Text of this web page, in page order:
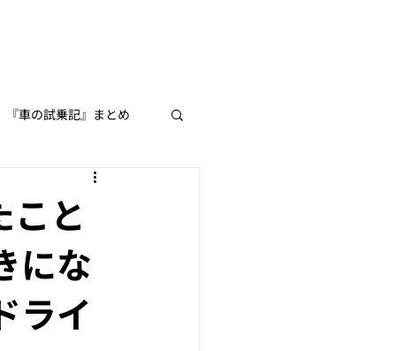
『車の試乗記』まとめ
た】シリーズ
と
にな
ライ